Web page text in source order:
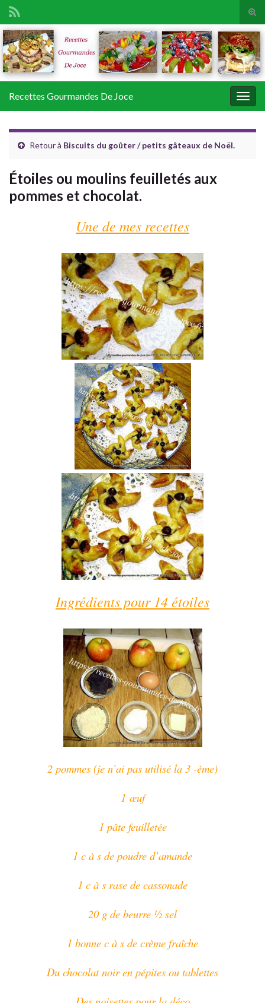
Search for:
Recettes Gourmandes De Joce
Retour à Biscuits du goûter / petits gâteaux de Noël.
Étoiles ou moulins feuilletés aux
pommes et chocolat.
Une de mes recettes
Ingrédients pour 14 étoiles
2 pommes (je n’ai pas utilisé la 3 -ème)
1 œuf
1 pâte feuilletée
1 c à s de poudre d’amande
1 c à s rase de cassonade
20 g de beurre ½ sel
1 bonne c à s de crème fraîche
Du chocolat noir en pépites ou tablettes